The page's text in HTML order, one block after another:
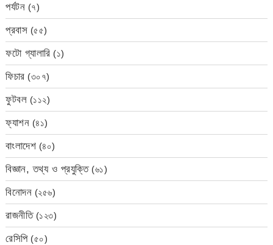
পর্যটন (৭)
প্রবাস (৫৫)
ফটো গ্যালারি (১)
ফিচার (৩০৭)
ফুটবল (১১২)
ফ্যাশন (৪১)
বাংলাদেশ (৪০)
বিজ্ঞান, তথ্য ও প্রযুক্তি(৬১)
বিনোদন (২৫৬)
রাজনীতি(১২৩)
রেসিপি(৫০)